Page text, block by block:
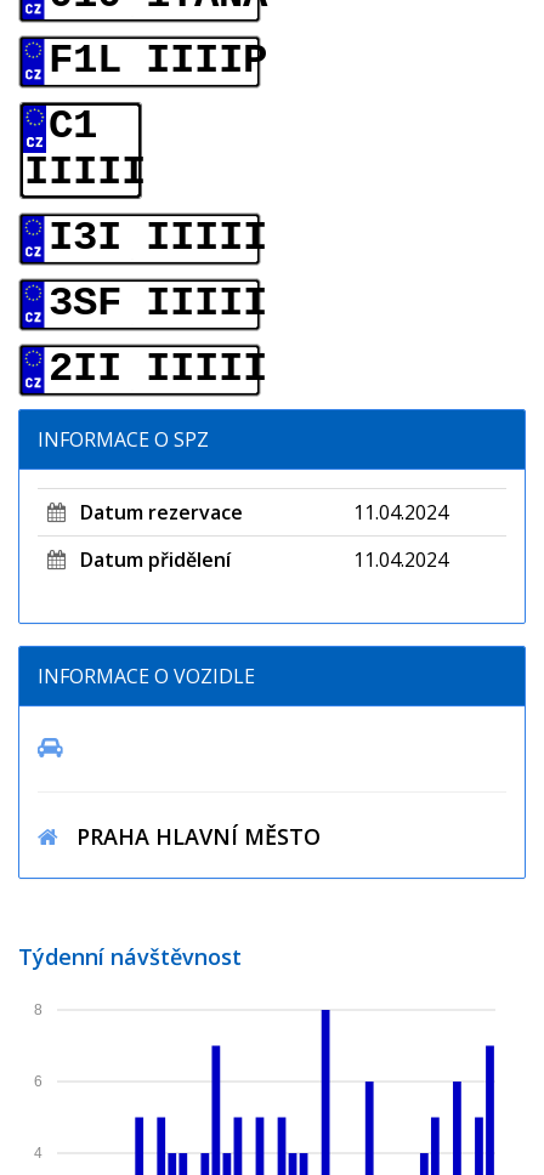
F1L IIIIP
C1
IIIII
I3I IIIII
3SF IIIII
2II IIIII
INFORMACE O SPZ
Datum rezervace
11.04.2024
Datum přidělení
11.04.2024
INFORMACE O VOZIDLE
PRAHA HLAVNÍ MĚSTO
Týdenní návštěvnost
4
6
8